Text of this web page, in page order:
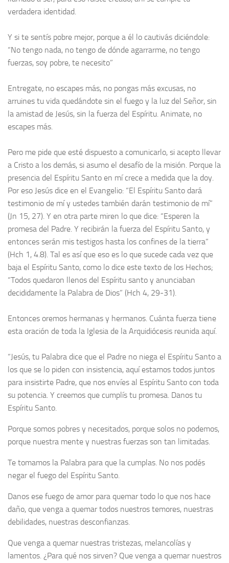
verdadera identidad.
Y si te sentís pobre mejor, porque a él lo cautivás diciéndole:
“No tengo nada, no tengo de dónde agarrarme, no tengo
fuerzas, soy pobre, te necesito”
Entregate, no escapes más, no pongas más excusas, no
arruines tu vida quedándote sin el fuego y la luz del Señor, sin
la amistad de Jesús, sin la fuerza del Espíritu. Animate, no
escapes más.
Pero me pide que esté dispuesto a comunicarlo, si acepto llevar
a Cristo a los demás, si asumo el desafío de la misión. Porque la
presencia del Espíritu Santo en mí crece a medida que la doy.
Por eso Jesús dice en el Evangelio: “El Espíritu Santo dará
testimonio de mí y ustedes también darán testimonio de mí”
(Jn 15, 27). Y en otra parte miren lo que dice: “Esperen la
promesa del Padre. Y recibirán la fuerza del Espíritu Santo, y
entonces serán mis testigos hasta los confines de la tierra”
(Hch 1, 4.8). Tal es así que eso es lo que sucede cada vez que
baja el Espíritu Santo, como lo dice este texto de los Hechos;
“Todos quedaron llenos del Espíritu santo y anunciaban
decididamente la Palabra de Dios” (Hch 4, 29-31).
Entonces oremos hermanas y hermanos. Cuánta fuerza tiene
esta oración de toda la Iglesia de la Arquidiócesis reunida aquí.
“Jesús, tu Palabra dice que el Padre no niega el Espíritu Santo a
los que se lo piden con insistencia, aquí estamos todos juntos
para insistirte Padre, que nos envíes al Espíritu Santo con toda
su potencia. Y creemos que cumplís tu promesa. Danos tu
Espíritu Santo.
Porque somos pobres y necesitados, porque solos no podemos,
porque nuestra mente y nuestras fuerzas son tan limitadas.
Te tomamos la Palabra para que la cumplas. No nos podés
negar el fuego del Espíritu Santo.
Danos ese fuego de amor para quemar todo lo que nos hace
daño, que venga a quemar todos nuestros temores, nuestras
debilidades, nuestras desconfianzas.
Que venga a quemar nuestras tristezas, melancolías y
lamentos. ¿Para qué nos sirven? Que venga a quemar nuestros